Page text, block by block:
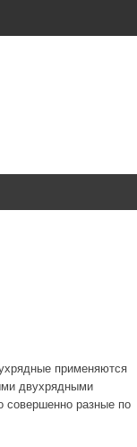
применяются
двухрядными
совершенно разные по